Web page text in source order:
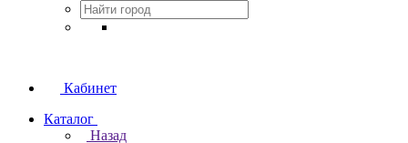
Кабинет
Каталог
Назад